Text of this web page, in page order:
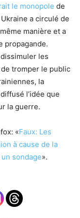
le monopole de
a circulé de
manière et a
propagande.
les
tromper le public
la
l’idée que
la guerre.
«Faux: Les
à cause de la
sondage».